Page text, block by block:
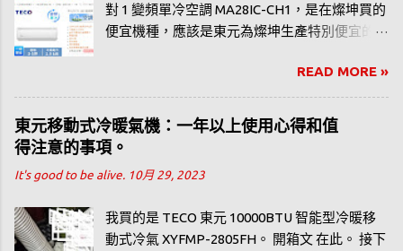
對 1 變頻單冷空調 MA28IC-CH1，是在燦坤買的
便宜機種，應該是東元為燦坤生產特別便宜的
不過在型錄內是有看到相似外型的型號，應該
是拿掉一些功能吧，所以比較便宜。
READ MORE »
東元移動式冷暖氣機：一年以上使用心得和值
得注意的事項。
It's good to be alive. 10月 29, 2023
我買的是 TECO 東元 10000BTU 智能型冷暖移
動式冷氣 XYFMP-2805FH。 開箱文 在此。 接下